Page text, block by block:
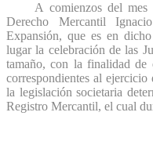
A comienzos del mes
Derecho Mercantil
Expansión, que es en
lugar la celebración de las
tamaño, con la finalidad de
correspondientes al
la legislación societaria
Registro Mercantil, el cual